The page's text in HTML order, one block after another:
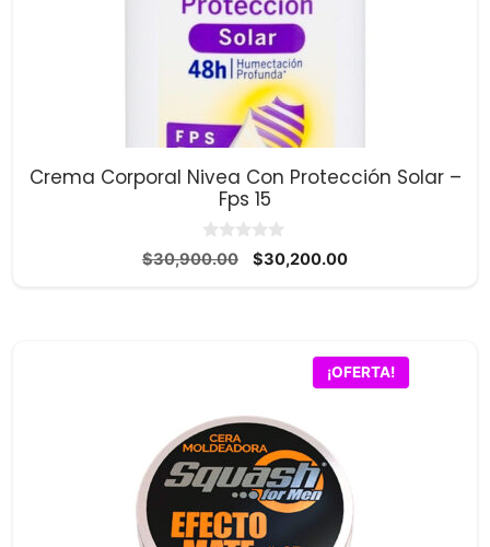
Crema Corporal Nivea Con Protección Solar –
Fps 15
0
d
$30,900.00
El
$30,200.00El
¡OFERTA!